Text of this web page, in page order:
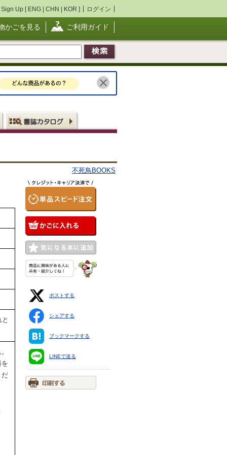
Sign Up [ ENG | CHN | KOR ] ログイン
かごを見る ご利用ガイド
不死鳥BOOKS
だ
ポストする
シェアする
ブックマークする
LINEで送る